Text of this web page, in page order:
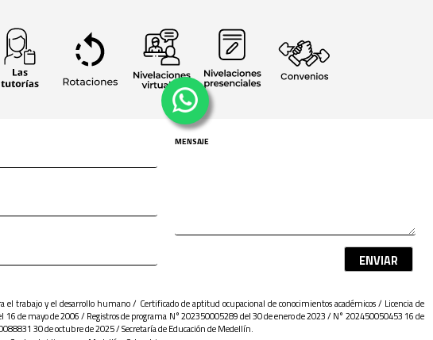
ENVIAR
el trabajo y el desarrollo humano / Certificado de aptitud ocupacional de conocimientos académicos / Licencia de
de mayo de 2006 / Registros de programa N° 202350005289 del 30 de enero de 2023 / N° 202450050453 16 de
30 de octubre de 2025 / Secretaría de Educación de Medellín.